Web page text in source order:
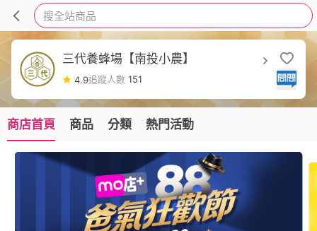
搜全站商品
三代養蜂場【南投小農】
4.9追蹤人數 151
商店首頁 商品 分類 熱門活動